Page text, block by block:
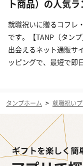
ト商品）の人気
就職祝いに贈るコフレ
です。【TANP（タン
出会えるネット通販サ
ッピングで、最短で即
タンプホーム > 就職祝い